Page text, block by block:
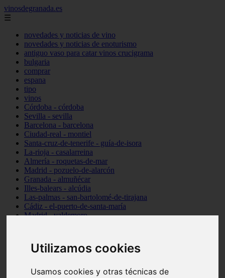
Utilizamos cookies
Usamos cookies y otras técnicas de
vinosdegranada.es
☰
novedades y noticias de vino
novedades y noticias de enoturismo
antiguo vaso para catar vinos crucigrama
bulgaria
comprar
espana
tipo
vinos
Córdoba - córdoba
Sevilla - sevilla
Barcelona - barcelona
Ciudad-real - montiel
Santa-cruz-de-tenerife - guía-de-isora
La-rioja - casalarreina
Almería - roquetas-de-mar
Madrid - pozuelo-de-alarcón
Granada - almuñécar
Illes-balears - alcúdia
Las-palmas - san-bartolomé-de-tirajana
Cádiz - el-puerto-de-santa-maría
Madrid - valdemoro
Cantabria - suances
Sevilla - bormujos
Málaga - júzcar